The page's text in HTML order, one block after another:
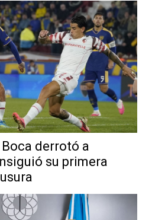
Boca derrotó a
su primera